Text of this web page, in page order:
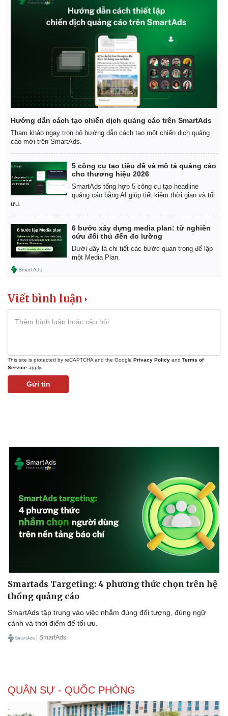
Quan sát
Cuộc sống đó đây
Ảnh
E-Magazine
Infographic
Kinh tế
Bất động sản
Thị trường
Giá vàng
Tiêu dùng
Hướng dẫn cách tạo chiến dịch quảng cáo trên SmartAds
Tham khảo ngay trọn bộ hướng dẫn cách tạo một chiến dịch quảng
cáo mới trên SmartAds.
5 công cụ tạo tiêu đề và mô tả quảng cáo
cho thương hiệu 2026
SmartAds tổng hợp 5 công cụ tạo headline
quảng cáo bằng AI giúp tiết kiệm thời gian và tối
ưu.
6 bước xây dựng media plan: từ nghiên
cứu đối thủ đến đo lường
Dưới đây là chi tiết các bước quan trọng để lập
một Media Plan.
Viết bình luận
This site is protected by reCAPTCHA and the Google Privacy Policy and Terms of
Service apply.
Gửi tin
Smartads Targeting: 4 phương thức chọn trên hệ
thống quảng cáo
SmartAds tập trung vào việc nhắm đúng đối tượng, đúng ngữ
cảnh và thời điểm để tối ưu.
| SmartAds
QUÂN SỰ - QUỐC PHÒNG